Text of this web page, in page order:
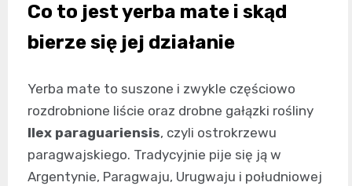
Co to jest yerba mate i skąd
bierze się jej działanie
Yerba mate to suszone i zwykle częściowo
rozdrobnione liście oraz drobne gałązki rośliny
Ilex paraguariensis, czyli ostrokrzewu
paragwajskiego. Tradycyjnie pije się ją w
Argentynie, Paragwaju, Urugwaju i południowej